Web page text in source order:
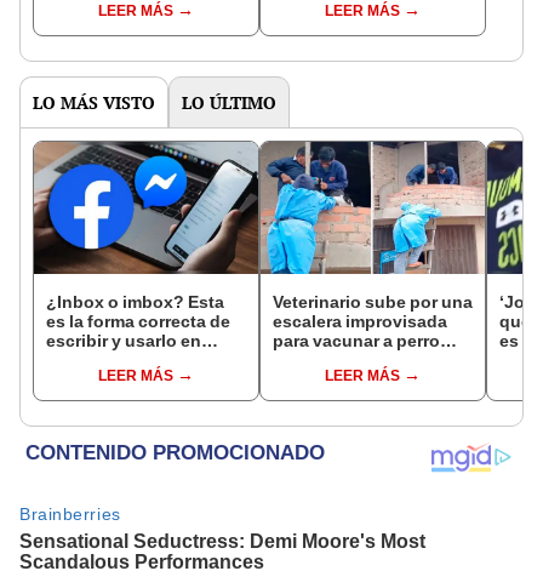
"Mi amor nació por la
gastronomía"
LEER MÁS
llegar a cobrar por 1.000
vistas
LEER MÁS
LO MÁS VISTO LO ÚLTIMO
¿Inbox o imbox? Esta
es la forma correcta de
escribir y usarlo en
LEER MÁS
Veterinario sube por una
escalera improvisada
para vacunar a perro
redes reaccionan:
“Tiene vocación de
LEER MÁS
que
es